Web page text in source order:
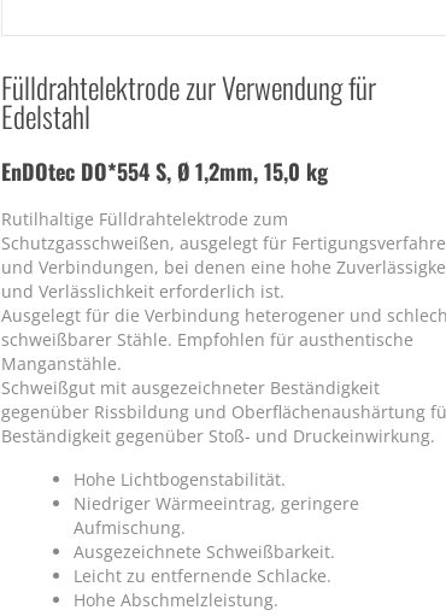
Fülldrahtelektrode zur Verwendung für
Edelstahl
EnDOtec DO*554 S, Ø 1,2mm, 15,0 kg
Rutilhaltige Fülldrahtelektrode zum
Schutzgasschweißen, ausgelegt für
und Verbindungen, bei denen eine hohe
und Verlässlichkeit erforderlich ist.
Ausgelegt für die Verbindung heterogener und
schweißbarer Stähle. Empfohlen für austhentische
Manganstähle.
Schweißgut mit ausgezeichneter Beständigkeit
gegenüber Rissbildung und Oberflächenaushärtung
Beständigkeit gegenüber Stoß- und Druckeinwirkung.
Hohe Lichtbogenstabilität.
Niedriger Wärmeeintrag, geringere
Aufmischung.
Ausgezeichnete Schweißbarkeit.
Leicht zu entfernende Schlacke.
Hohe Abschmelzleistung.